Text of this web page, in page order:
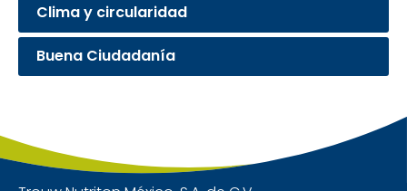
Clima y circularidad
Buena Ciudadanía